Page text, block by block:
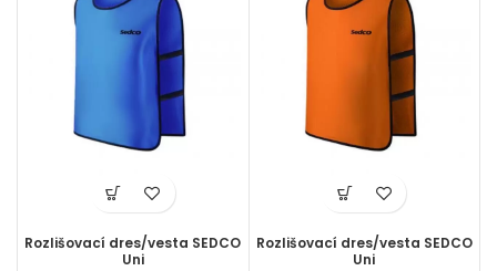
Rozlišovací dres/vesta SEDCO
Uni
Rozlišovací dres/vesta SEDCO
Uni